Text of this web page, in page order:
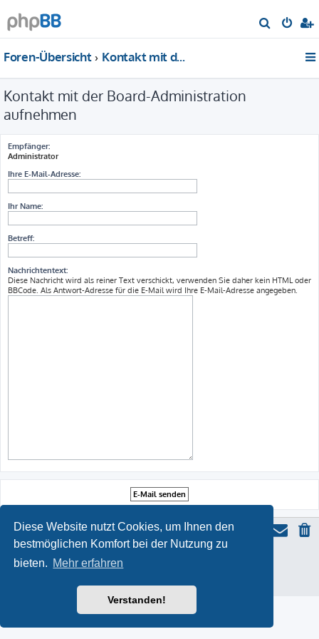
Diese Website nutzt Cookies, um Ihnen den
bestmöglichen Komfort bei der Nutzung zu
bieten. Mehr erfahren
Verstanden!
u
Foren-Übersicht Kontakt mit der Board-Administration aufnehmen
Kontakt mit der Board-Administration
aufnehmen
Empfänger:
Administrator
Ihre E-Mail-Adresse:
Ihr Name:
Betreff:
Nachrichtentext:
Diese Nachricht wird als reiner Text verschickt, verwenden Sie daher kein HTML oder
BBCode. Als Antwort-Adresse für die E-Mail wird Ihre E-Mail-Adresse angegeben.
Powered byphpBB
Datenschutz|Nutzungsbedingungen